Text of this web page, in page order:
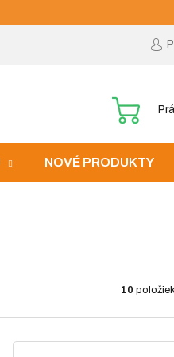
NOVÉ PRODUKTY
10